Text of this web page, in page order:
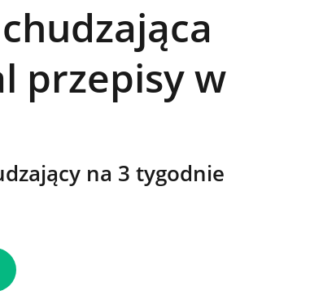
przepisy w
na 3 tygodnie